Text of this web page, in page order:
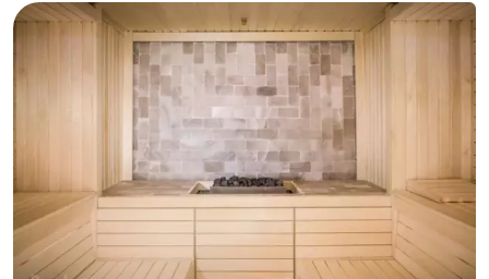
-
Park
-
Buitenhof